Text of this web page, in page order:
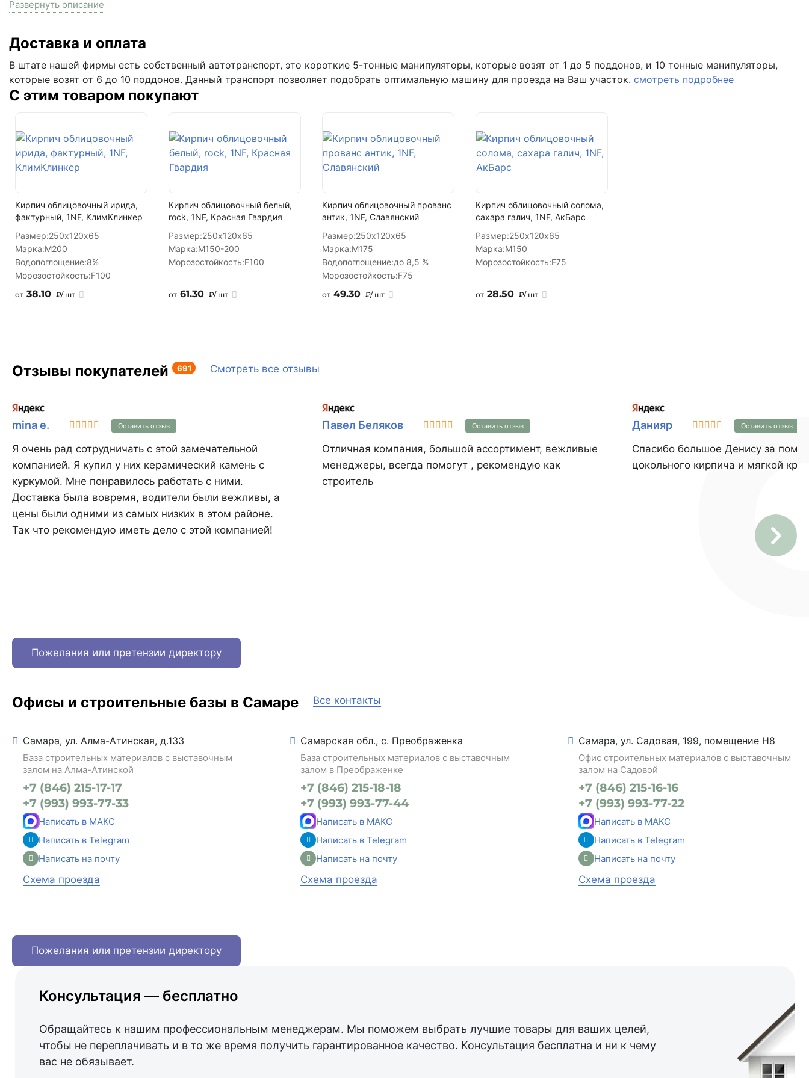
Написать в Telegram
Подвижность растворной смеси
Прочность на сжатие в 28 суток, не менее
Морозостойкость F35
Рекомендуемая толщина нанесения
Развернуть описание
Доставка и оплата
В штате нашей фирмы есть собственный автотранспорт, это короткие 5-тонные манипуляторы, которые возят от 1 до 5 поддонов, и 10 тонные манипуляторы,
которые возят от 6 до 10 поддонов. Данный транспорт позволяет подобрать оптимальную машину для проезда на Ваш участок. смотреть подробнее
С этим товаром покупают
Кирпич облицовочный ирида,
фактурный, 1NF, КлимКлинкер
Размер:250х120х65
Марка:М200
Водопоглощение:8%
Морозостойкость:F100
от 38.10 ₽/ шт
Кирпич облицовочный белый,
rock, 1NF, Красная Гвардия
Размер:250х120х65
Марка:М150-200
Морозостойкость:F100
от 61.30 ₽/ шт
Кирпич облицовочный прованс
антик, 1NF, Славянский
Размер:250х120х65
Марка:М175
Водопоглощение:до 8,5 %
Морозостойкость:F75
от 49.30 ₽/ шт
Кирпич облицовочный солома,
сахара галич, 1NF, АкБарс
Размер:250х120х65
Марка:М150
Морозостойкость:F75
от 28.50 ₽/ шт
Отзывы покупателей 691 Смотреть все отзывы
mina e. Оставить отзыв
Я очень рад сотрудничать с этой замечательной
компанией. Я купил у них керамический камень с
куркумой. Мне понравилось работать с ними.
Доставка была вовремя, водители были вежливы, а
цены были одними из самых низких в этом районе.
Так что рекомендую иметь дело с этой компанией!
Павел Беляков Оставить отзыв
Отличная компания, большой ассортимент, вежливые
менеджеры, всегда помогут , рекомендую как
строитель
Данияр Оставить отзыв
Спасибо большое Денису за помощь
цокольного кирпича и мягкой
Пожелания или претензии директору
Офисы и строительные базы в Самаре Все контакты
Самара, ул. Алма-Атинская, д.133
База строительных материалов с выставочным
залом на Алма-Атинской
+7 (846) 215-17-17
+7 (993) 993-77-33
Написать в МАКС
Написать в Telegram
Написать на почту
Схема проезда
Самарская обл., с. Преображенка
База строительных материалов с выставочным
залом в Преображенке
+7 (846) 215-18-18
+7 (993) 993-77-44
Написать в МАКС
Написать в Telegram
Написать на почту
Схема проезда
Самара, ул. Садовая, 199, помещение Н8
Офис строительных материалов с выставочным
залом на Садовой
+7 (846) 215-16-16
+7 (993) 993-77-22
Написать в МАКС
Написать в Telegram
Написать на почту
Схема проезда
Пожелания или претензии директору
Консультация — бесплатно
Обращайтесь к нашим профессиональным менеджерам. Мы поможем выбрать лучшие товары для ваших целей,
чтобы не переплачивать и в то же время получить гарантированное качество. Консультация бесплатна и ни к чему
вас не обязывает.